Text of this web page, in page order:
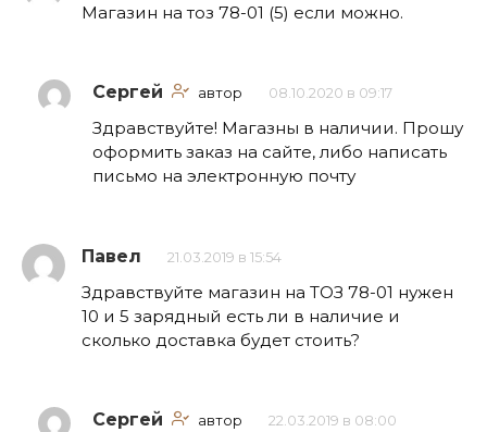
Магазин на тоз 78-01 (5) если можно.
Сергей автор 08.10.2020 в 09:17
Здравствуйте! Магазны в наличии. Прошу
оформить заказ на сайте, либо написать
письмо на электронную почту
Павел 21.03.2019 в 15:54
Здравствуйте магазин на ТОЗ 78-01 нужен
10 и 5 зарядный есть ли в наличие и
сколько доставка будет стоить?
Сергей автор 22.03.2019 в 08:00